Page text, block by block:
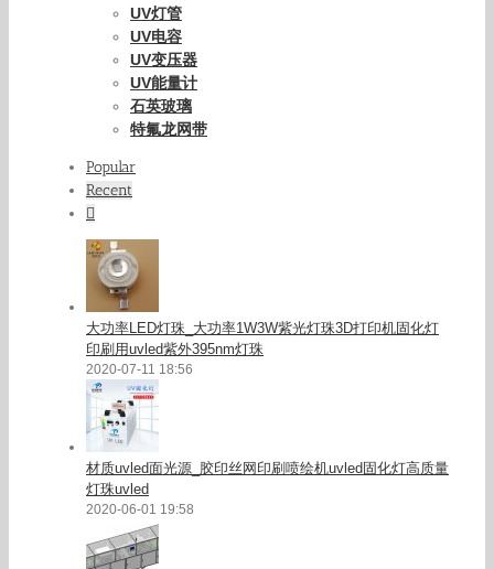
UV灯管
UV电容
UV变压器
UV能量计
石英玻璃
特氟龙网带
Popular
Recent
大功率LED灯珠_大功率1W3W紫光灯珠3D打印机固化灯
印刷用uvled紫外395nm灯珠
2020-07-11 18:56
材质uvled面光源_胶印丝网印刷喷绘机uvled固化灯高质量
灯珠uvled
2020-06-01 19:58